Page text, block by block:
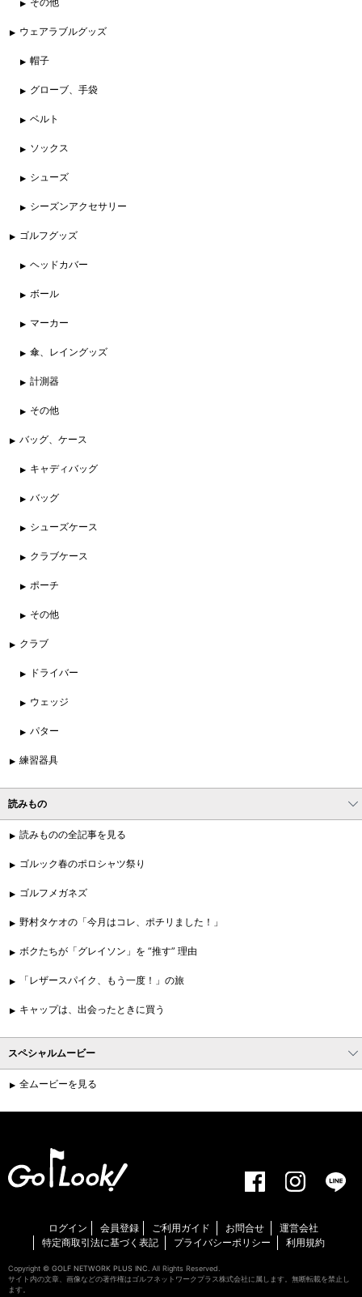
ウェアラブルグッズ
帽子
グローブ、手袋
ベルト
ソックス
シューズ
シーズンアクセサリー
ゴルフグッズ
ヘッドカバー
ボール
マーカー
傘、レイングッズ
計測器
その他
バッグ、ケース
キャディバッグ
バッグ
シューズケース
クラブケース
ポーチ
その他
クラブ
ドライバー
ウェッジ
パター
練習器具
読みもの
読みものの全記事を見る
ゴルック春のポロシャツ祭り
ゴルフメガネズ
野村タケオの「今月はコレ、ポチリました！」
ボクたちが「グレイソン」を “推す” 理由
「レザースパイク、もう一度！」の旅
キャップは、出会ったときに買う
スペシャルムービー
全ムービーを見る
ログイン 会員登録 ご利用ガイド お問合せ
運営会社
特定商取引法に基づく表記
プライバシーポリシー 利用規約
Copyright © GOLF NETWORK PLUS INC. All Rights Reserved.
サイト内の文章、画像などの著作権はゴルフネットワークプラス株式会社に属します。無断転載を禁止し
ます。